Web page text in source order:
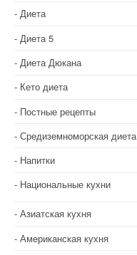
Диета
Диета 5
Диета Дюкана
Кето диета
Постные рецепты
Средиземноморская диета
Напитки
Национальные кухни
Азиатская кухня
Американская кухня